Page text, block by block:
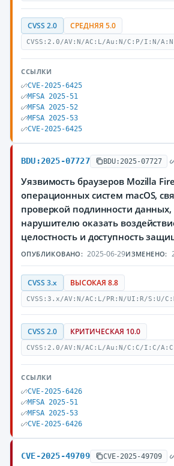
CVSS 2.0 СРЕДНЯЯ 5.0
CVSS:2.0/AV:N/AC:L/Au:N/C:P/I:N/A:N
ССЫЛКИ
CVE-2025-6425
MFSA 2025-51
MFSA 2025-52
MFSA 2025-53
CVE-2025-6425
BDU:2025-07727 BDU:2025-07727
Уязвимость браузеров Mozilla
операционных систем macOS,
проверкой подлинности
нарушителю оказать
целостность и доступность
ОПУБЛИКОВАНО: 2025-06-29ИЗМЕНЕНО:
CVSS 3.x ВЫСОКАЯ 8.8
CVSS:3.x/AV:N/AC:L/PR:N/UI:R/S:U/
CVSS 2.0 КРИТИЧЕСКАЯ 10.0
CVSS:2.0/AV:N/AC:L/Au:N/C:C/I:C/A:C
ССЫЛКИ
CVE-2025-6426
MFSA 2025-51
MFSA 2025-53
CVE-2025-6426
CVE-2025-49709 CVE-2025-49709